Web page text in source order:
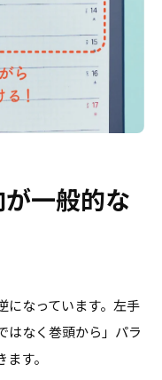
が一般的な
になっています。左手
はなく巻頭から」パラ
す。